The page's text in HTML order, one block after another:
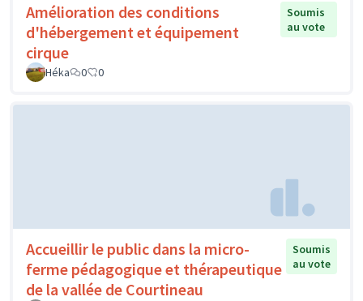
Amélioration des conditions
d'hébergement et équipement
cirque
Soumis
au vote
Héka 0 0
Accueillir le public dans la micro-
ferme pédagogique et thérapeutique
de la vallée de Courtineau
Soumis
au vote